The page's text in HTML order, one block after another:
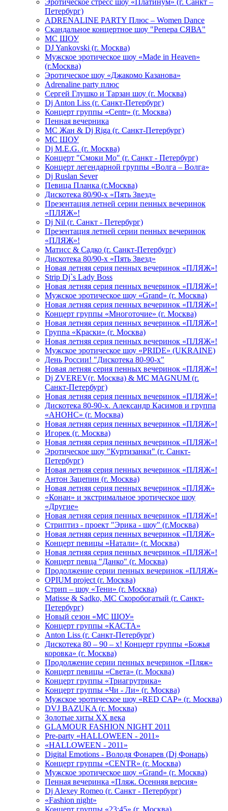
Эротическое стресс шоу «Платинум» (г. Санкт –
Петербург)
ADRENALINE PARTY Плюс – Women Dance
Скандальное концертное шоу "Репера СЯВА"
МС ШОУ
DJ Yankovski (г. Москва)
Мужское эротическое шоу «Made in Heaven»
(г.Москва)
Эротическое шоу «Джакомо Казанова»
Adrenaline party плюс
Сергей Глушко и Тарзан шоу (г. Москва)
Dj Anton Liss (г. Санкт-Петербург)
Концерт группы «Centr» (г. Москва)
Пенная вечерника
МС Жан & Dj Riga (г. Санкт-Петербург)
МС ШОУ
Dj M.E.G. (г. Москва)
Концерт "Смоки Мо" (г. Санкт - Петербург)
Концерт легендарной группы «Волга – Волга»
Dj Ruslan Sever
Певица Планка (г.Москва)
Дискотека 80/90-х «Пять Звезд»
Презентация летней серии пенных вечеринок
«ПЛЯЖ»!
Dj Nil (г. Санкт - Петербург)
Презентация летней серии пенных вечеринок
«ПЛЯЖ»!
Матисс & Садко (г. Санкт-Петербург)
Дискотека 80/90-х «Пять Звезд»
Новая летняя серия пенных вечеринок «ПЛЯЖ»!
Strip Dj`s Lady Boss
Новая летняя серия пенных вечеринок «ПЛЯЖ»!
Мужское эротическое шоу «Grand» (г. Москва)
Новая летняя серия пенных вечеринок «ПЛЯЖ»!
Концерт группы «Многоточие» (г. Москва)
Новая летняя серия пенных вечеринок «ПЛЯЖ»!
Группа «Краски» (г. Москва)
Новая летняя серия пенных вечеринок «ПЛЯЖ»!
Мужское эротическое шоу «PRIDE» (UKRAINE)
День России! "Дискотека 80-90-х"
Новая летняя серия пенных вечеринок «ПЛЯЖ»!
Dj ZVEREV(г. Москва) & MC MAGNUM (г.
Санкт-Петербург)
Новая летняя серия пенных вечеринок «ПЛЯЖ»!
Дискотека 80-90-х. Александр Касимов и группа
«АНОНС» (г. Москва)
Новая летняя серия пенных вечеринок «ПЛЯЖ»!
Игорек (г. Москва)
Новая летняя серия пенных вечеринок «ПЛЯЖ»!
Эротическое шоу "Куртизанки" (г. Санкт-
Петербург)
Новая летняя серия пенных вечеринок «ПЛЯЖ»!
Антон Зацепин (г. Москва)
Новая летняя серия пенных вечеринок «ПЛЯЖ»
«Конан» и экстримальное эротическое шоу
«Другие»
Новая летняя серия пенных вечеринок «ПЛЯЖ»!
Стриптиз - проект "Эрика - шоу" (г.Москва)
Новая летняя серия пенных вечеринок «ПЛЯЖ»
Концерт певицы «Натали» (г. Москва)
Новая летняя серия пенных вечеринок «ПЛЯЖ»!
Концерт певца "Данко" (г. Москва)
Продолжение серии пенных вечеринок «ПЛЯЖ»
OPIUM project (г. Москва)
Стрип – шоу «Тени» (г. Москва)
Matissе & Sadko, MC Скоробогатый (г. Санкт-
Петербург)
Новый сезон «МС ШОУ»
Концерт группы «КАСТА»
Anton Liss (г. Санкт-Петербург)
Дискотека 80 – 90 – х! Концерт группы «Божья
коровка» (г. Москва)
Продолжение серии пенных вечеринок «Пляж»
Концерт певицы «Света» (г. Москва)
Концерт группы «Триагрутрика»
Концерт группы «Чи - Ли» (г. Москва)
Мужское эротическое шоу «RED CAP» (г. Москва)
DVJ BAZUKA (г. Москва)
Золотые хиты XX века
GLAMOUR FASHION NIGHT 2011
Pre-party «HALLOWEEN - 2011»
«HALLOWEEN - 2011»
Digital Emotions - Володя Фонарев (Dj Фонарь)
Концерт группы «CENTR» (г. Москва)
Мужское эротическое шоу «Grand» (г. Москва)
Пенная вечеринка «Пляж. Осенняя версия»
Dj Alexey Romeo (г. Санкт - Петербург)
«Fashion night»
Концерт группы «23:45» (г. Москва)